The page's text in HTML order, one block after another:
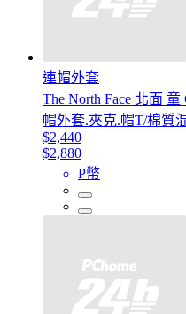
連帽外套
The North Face 北面
帽外套.夾克.帽T/棉質
$2,440
$2,880
P幣